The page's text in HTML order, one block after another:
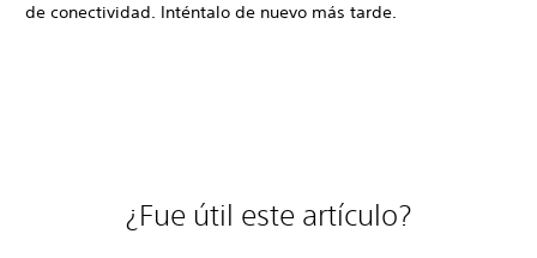
de conectividad. Inténtalo de nuevo más tarde.
¿Fue útil este artículo?